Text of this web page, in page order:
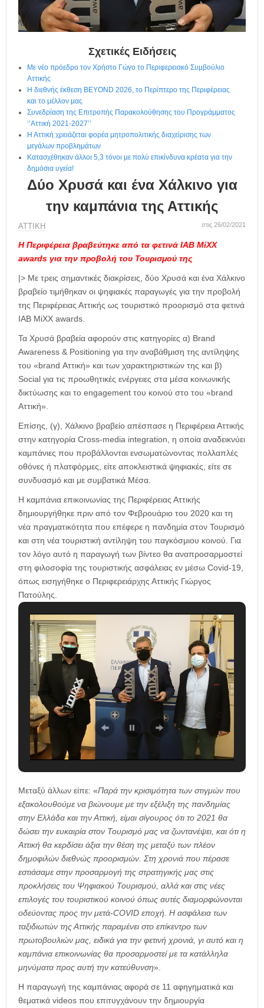
Σχετικές Ειδήσεις
Με νέο πρόεδρο τον Χρήστο Γώγο το Περιφερειακό Συμβούλιο
Αττικής
Η διεθνής έκθεση BEYOND 2026, το Περίπτερο της Περιφέρειας
και το μέλλον μας
Συνεδρίαση της Επιτροπής Παρακολούθησης του Προγράμματος
‘’Αττική 2021-2027’’
Η Αττική χρειάζεται φορέα μητροπολιτικής διαχείρισης των
μεγάλων προβλημάτων
Κατασχέθηκαν άλλοι 5,3 τόνοι με πολύ επικίνδυνα κρέατα για την
δημόσια υγεία!
Δύο Χρυσά και ένα Χάλκινο για
την καμπάνια της Αττικής
ΑΤΤΙΚΗ στις 26/02/2021
Η Περιφέρεια βραβεύτηκε από τα φετινά IAB MiXX
awards για την προβολή του Τουρισμού της
|> Με τρεις σημαντικές διακρίσεις, δύο Χρυσά και ένα Χάλκινο
βραβείο τιμήθηκαν οι ψηφιακές παραγωγές για την προβολή
της Περιφέρειας Αττικής ως τουριστικό προορισμό στα φετινά
IAB MiXX awards.
Τα Χρυσά βραβεία αφορούν στις κατηγορίες α) Brand
Awareness & Positioning για την αναβάθμιση της αντίληψης
του «brand Αττική» και των χαρακτηριστικών της και β)
Social για τις προωθητικές ενέργειες στα μέσα κοινωνικής
δικτύωσης και το engagement του κοινού στο του «brand
Αττική».
Επίσης, (γ), Χάλκινο βραβείο απέσπασε η Περιφέρεια Αττικής
στην κατηγορία Cross-media integration, η οποία αναδεικνύει
καμπάνιες που προβάλλονται ενσωματώνοντας πολλαπλές
οθόνες ή πλατφόρμες, είτε αποκλειστικά ψηφιακές, είτε σε
συνδυασμό και με συμβατικά Μέσα.
Η καμπάνια επικοινωνίας της Περιφέρειας Αττικής
δημιουργήθηκε πριν από τον Φεβρουάριο του 2020 και τη
νέα πραγματικότητα που επέφερε η πανδημία στον Τουρισμό
και στη νέα τουριστική αντίληψη του παγκόσμιου κοινού. Για
τον λόγο αυτό η παραγωγή των βίντεο θα αναπροσαρμοστεί
στη φιλοσοφία της τουριστικής ασφάλειας εν μέσω Covid-19,
όπως εισηγήθηκε ο Περιφερειάρχης Αττικής Γιώργος
Πατούλης.
Μεταξύ άλλων είπε: «Παρά την κρισιμότητα των στιγμών που
εξακολουθούμε να βιώνουμε με την εξέλιξη της πανδημίας
στην Ελλάδα και την Αττική, είμαι σίγουρος ότι το 2021 θα
δώσει την ευκαιρία στον Τουρισμό μας να ζωντανέψει, και ότι η
Αττική θα κερδίσει άξια την θέση της μεταξύ των πλέον
δημοφιλών διεθνώς προορισμών. Στη χρονιά που πέρασε
εστιάσαμε στην προσαρμογή της στρατηγικής μας στις
προκλήσεις του Ψηφιακού Τουρισμού, αλλά και στις νέες
επιλογές του τουριστικού κοινού όπως αυτές διαμορφώνονται
οδεύοντας προς την μετά-COVID εποχή. Η ασφάλεια των
ταξιδιωτών της Αττικής παραμένει στο επίκεντρο των
πρωτοβουλιών μας, ειδικά για την φετινή χρονιά, γι αυτό και η
καμπάνια επικοινωνίας θα προσαρμοστεί με τα κατάλληλα
μηνύματα προς αυτή την κατεύθυνση».
Η παραγωγή της καμπάνιας αφορά σε 11 αφηγηματικά και
θεματικά videos που επιτυγχάνουν την δημιουργία